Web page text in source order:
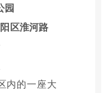
园
区淮河路
内的一座大